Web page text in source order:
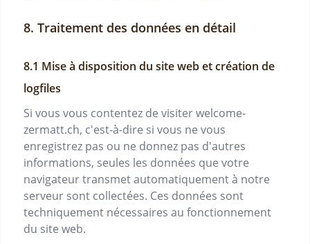
Traitement des données en détail
Mise à disposition du site web et création de
logfiles
Si vous vous contentez de visiterwelcome-
zermatt.ch, c'est-à-dire si vous ne vous
enregistrez pas ou ne donnez pas d'autres
informations, seules les données que votre
navigateur transmet automatiquement à notre
serveur sont collectées. Ces données sont
techniquement nécessaires au fonctionnement
du site web.